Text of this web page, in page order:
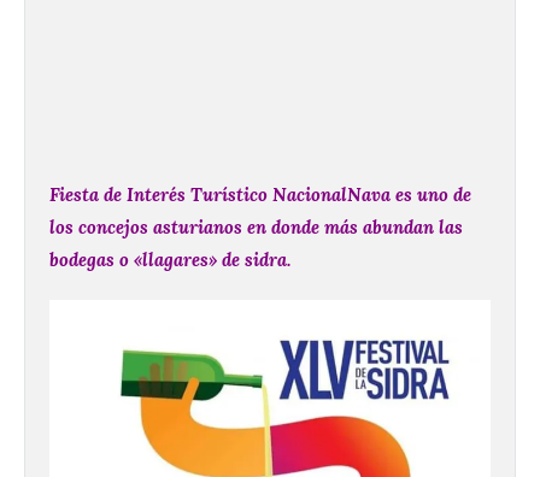
Fiesta de Interés Turístico NacionalNava es uno de
los concejos asturianos en donde más abundan las
bodegas o «llagares» de sidra.